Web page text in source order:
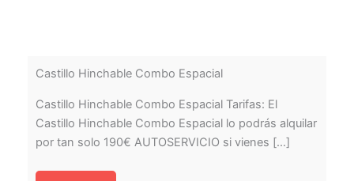
Castillo Hinchable Combo Espacial
Castillo Hinchable Combo Espacial Tarifas: El
Castillo Hinchable Combo Espacial lo podrás alquilar
por tan solo 190€ AUTOSERVICIO si vienes [...]